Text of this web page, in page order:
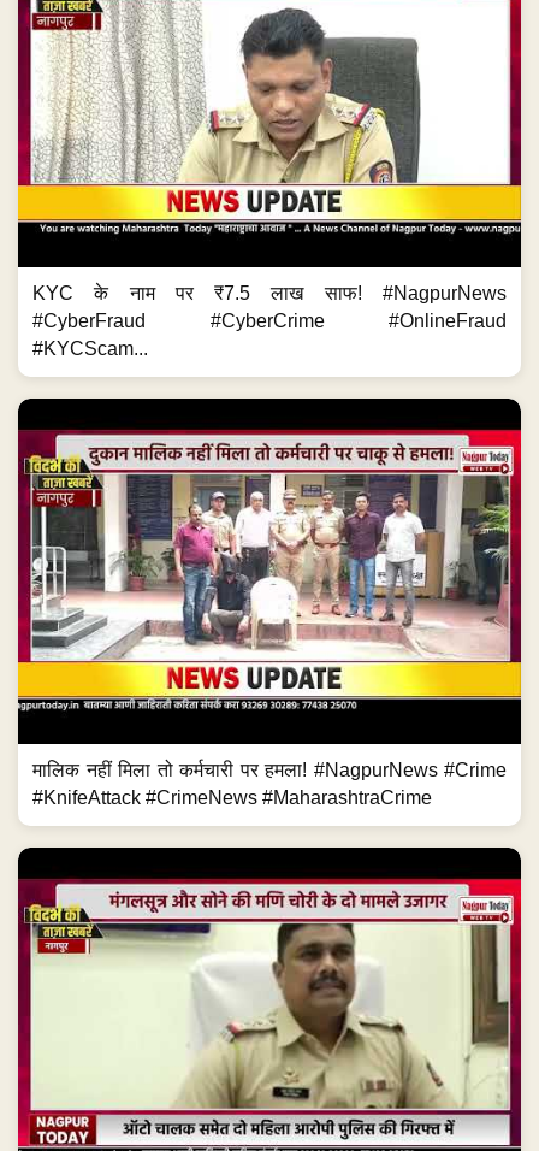
KYC के नाम पर ₹7.5 लाख साफ! #NagpurNews
#CyberFraud #CyberCrime #OnlineFraud
#KYCScam...
मालिक नहीं मिला तो कर्मचारी पर हमला! #NagpurNews #Crime
#KnifeAttack #CrimeNews #MaharashtraCrime